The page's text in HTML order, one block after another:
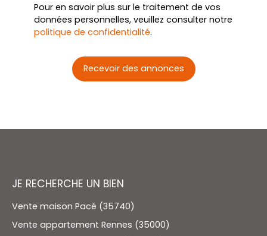
Pour en savoir plus sur le traitement de vos
données personnelles, veuillez consulter notre
politique de confidentialité.
Recevoir des annonces
JE RECHERCHE UN BIEN
Vente maison Pacé (35740)
Vente appartement Rennes (35000)